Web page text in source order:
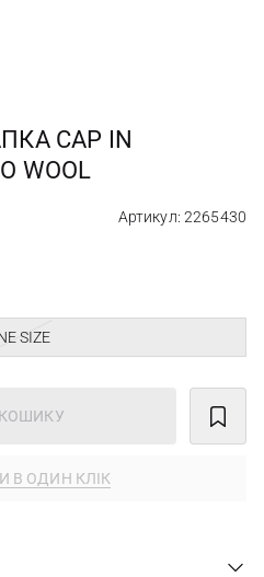
CAP IN
WOOL
Артикул: 2265430
SIZE
В ОДИН КЛІК